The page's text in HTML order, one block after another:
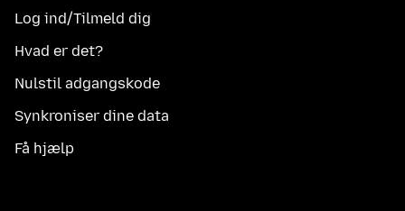
Log ind/Tilmeld dig
Hvad er det?
Nulstil adgangskode
Synkroniser dine data
Få hjælp